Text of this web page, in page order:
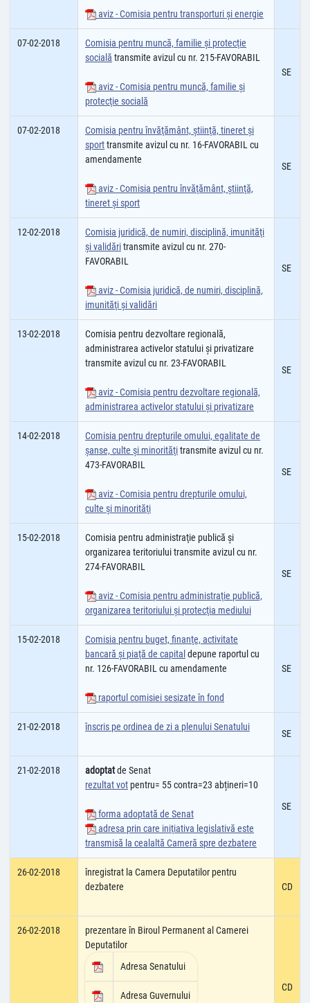
aviz - Comisia pentru transporturi şi energie
07-02-2018
Comisia pentru muncă, familie şi protecţie
socială transmite avizul cu nr. 215-FAVORABIL
aviz - Comisia pentru muncă, familie şi
protecţie socială
SE
07-02-2018
Comisia pentru învăţământ, ştiinţă, tineret şi
sporttransmite avizul cu nr. 16-FAVORABIL cu
amendamente
aviz - Comisia pentru învăţământ, ştiinţă,
tineret şi sport
SE
12-02-2018
Comisia juridică, de numiri, disciplină, imunităţi
şi validăritransmite avizul cu nr. 270-
FAVORABIL
aviz - Comisia juridică, de numiri, disciplină,
imunităţi şi validări
SE
13-02-2018
Comisia pentru dezvoltare regională,
administrarea activelor statului şi privatizare
transmite avizul cu nr. 23-FAVORABIL
aviz - Comisia pentru dezvoltare regională,
administrarea activelor statului și privatizare
SE
14-02-2018
Comisia pentru drepturile omului, egalitate de
șanse, culte şi minorităţitransmite avizul cu nr.
473-FAVORABIL
aviz - Comisia pentru drepturile omului,
culte şi minorităţi
SE
15-02-2018
Comisia pentru administraţie publică şi
organizarea teritoriului transmite avizul cu nr.
274-FAVORABIL
aviz - Comisia pentru administraţie publică,
organizarea teritoriului şi protecţia mediului
SE
15-02-2018
Comisia pentru buget, finanţe, activitate
bancară şi piaţă de capital depune raportul cu
nr. 126-FAVORABIL cu amendamente
raportul comisiei sesizate în fond
SE
21-02-2018 înscris pe ordinea de zi a plenului Senatului
SE
21-02-2018 adoptatde Senat
rezultat vot pentru= 55 contra=23 abțineri=10
forma adoptată de Senat
adresa prin care iniţiativa legislativă este
transmisă la cealaltă Cameră spre dezbatere
SE
26-02-2018
înregistrat la Camera Deputatilor pentru
dezbatere
CD
26-02-2018
prezentare în Biroul Permanent al Camerei
Deputatilor
Adresa Senatului
Adresa Guvernului
CD